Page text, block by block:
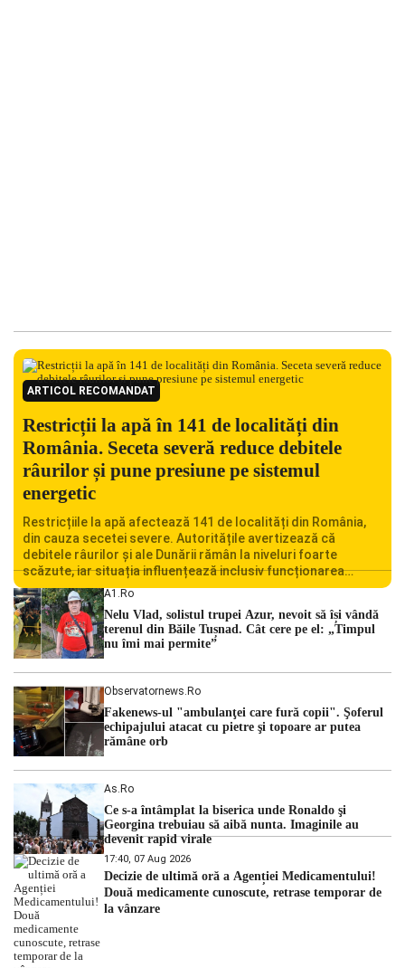
ARTICOL RECOMANDAT
Restricții la apă în 141 de localități din
România. Seceta severă reduce debitele
râurilor și pune presiune pe sistemul
energetic
Restricțiile la apă afectează 141 de localități din România,
din cauza secetei severe. Autoritățile avertizează că
debitele râurilor și ale Dunării rămân la niveluri foarte
scăzute, iar situația influențează inclusiv funcționarea
Centralei Nucleare de la Cernavodă. România se confruntă
cu una dintre cele mai dificile perioade din punct de vedere
hidrologic din ultimii ani. Lipsa […]
A1.ro
Nelu Vlad, solistul trupei Azur, nevoit să își vândă
terenul din Băile Tușnad. Cât cere pe el: „Timpul
nu îmi mai permite”
Observatornews.ro
Fakenews-ul "ambulanţei care fură copii". Şoferul
echipajului atacat cu pietre şi topoare ar putea
rămâne orb
As.ro
Ce s-a întâmplat la biserica unde Ronaldo şi
Georgina trebuiau să aibă nunta. Imaginile au
devenit rapid virale
17:40, 07 Aug 2026
Decizie de ultimă oră a Agenției Medicamentului!
Două medicamente cunoscute, retrase temporar de
la vânzare